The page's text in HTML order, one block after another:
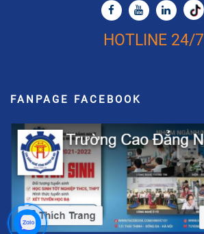
HOTLINE 24/7
FANPAGE FACEBOOK